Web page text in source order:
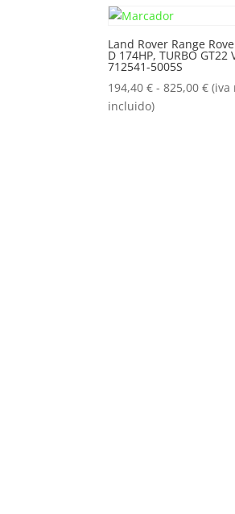
Land Rover Range
D 174HP, TURBO GT22
712541-5005S
194,40€ - 825,00€ (iva
incluido)